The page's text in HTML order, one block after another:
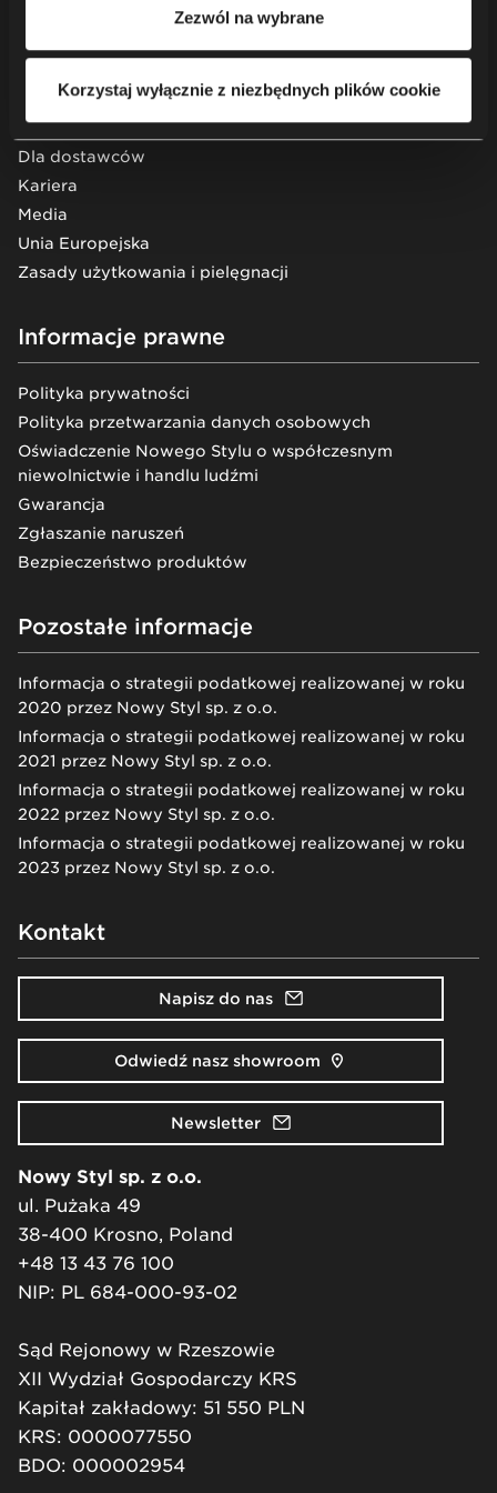
Zezwól na wybrane
Korzystaj wyłącznie z niezbędnych plików cookie
Wiedza
Showroomy
Dla dostawców
Kariera
Media
Unia Europejska
Zasady użytkowania i pielęgnacji
Informacje prawne
Polityka prywatności
Polityka przetwarzania danych osobowych
Oświadczenie Nowego Stylu o współczesnym
niewolnictwie i handlu ludźmi
Gwarancja
Zgłaszanie naruszeń
Bezpieczeństwo produktów
Pozostałe informacje
Informacja o strategii podatkowej realizowanej w roku
2020 przez Nowy Styl sp. z o.o.
Informacja o strategii podatkowej realizowanej w roku
2021 przez Nowy Styl sp. z o.o.
Informacja o strategii podatkowej realizowanej w roku
2022 przez Nowy Styl sp. z o.o.
Informacja o strategii podatkowej realizowanej w roku
2023 przez Nowy Styl sp. z o.o.
Kontakt
Napisz do nas
Odwiedź nasz showroom
Newsletter
Nowy Styl sp. z o.o.
ul. Pużaka 49
38-400 Krosno, Poland
+48 13 43 76 100
NIP: PL 684-000-93-02
Sąd Rejonowy w Rzeszowie
XII Wydział Gospodarczy KRS
Kapitał zakładowy: 51 550 PLN
KRS: 0000077550
BDO: 000002954